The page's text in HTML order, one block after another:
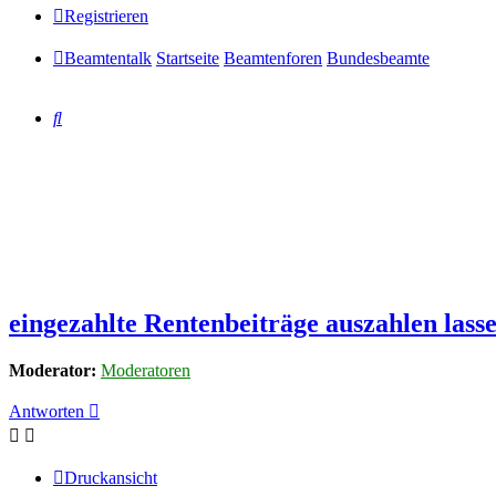
Registrieren
Beamtentalk Startseite Beamtenforen Bundesbeamte
Suche
eingezahlte Rentenbeiträge auszahlen
Moderator: Moderatoren
Antworten
Druckansicht